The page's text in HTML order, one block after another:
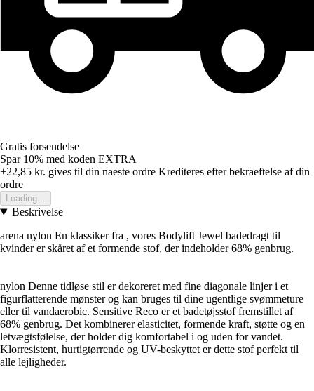
Gratis forsendelse
Spar 10% med koden EXTRA
+22,85 kr. gives til din naeste ordre Krediteres efter bekraeftelse af din
ordre
Loading...
Beskrivelse
arena nylon En klassiker fra , vores Bodylift Jewel badedragt til
kvinder er skåret af et formende stof, der indeholder 68% genbrug.
nylon Denne tidløse stil er dekoreret med fine diagonale linjer i et
figurflatterende mønster og kan bruges til dine ugentlige svømmeture
eller til vandaerobic. Sensitive Reco er et badetøjsstof fremstillet af
68% genbrug. Det kombinerer elasticitet, formende kraft, støtte og en
letvægtsfølelse, der holder dig komfortabel i og uden for vandet.
Klorresistent, hurtigtørrende og UV-beskyttet er dette stof perfekt til
alle lejligheder.